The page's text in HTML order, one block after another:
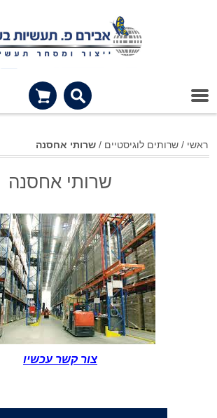
ראשי / שרותים לוגיסטיים / שרותי אחסנה
שרותי אחסנה
צור קשר עכשיו